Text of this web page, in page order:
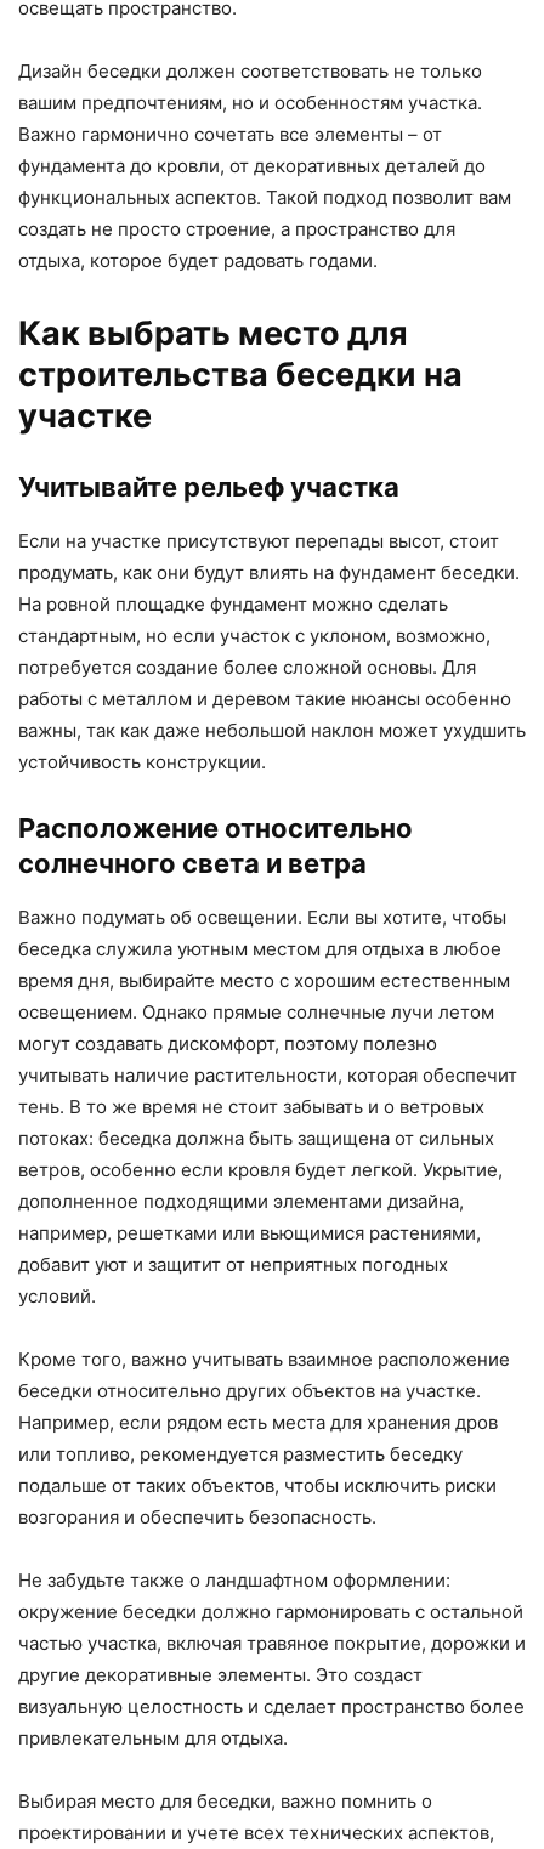
освещать пространство.
Дизайн беседки должен соответствовать не только
вашим предпочтениям, но и особенностям участка.
Важно гармонично сочетать все элементы – от
фундамента до кровли, от декоративных деталей до
функциональных аспектов. Такой подход позволит вам
создать не просто строение, а пространство для
отдыха, которое будет радовать годами.
Как выбрать место для
строительства беседки на
участке
Учитывайте рельеф участка
Если на участке присутствуют перепады высот, стоит
продумать, как они будут влиять на фундамент беседки.
На ровной площадке фундамент можно сделать
стандартным, но если участок с уклоном, возможно,
потребуется создание более сложной основы. Для
работы с металлом и деревом такие нюансы особенно
важны, так как даже небольшой наклон может ухудшить
устойчивость конструкции.
Расположение относительно
солнечного света и ветра
Важно подумать об освещении. Если вы хотите, чтобы
беседка служила уютным местом для отдыха в любое
время дня, выбирайте место с хорошим естественным
освещением. Однако прямые солнечные лучи летом
могут создавать дискомфорт, поэтому полезно
учитывать наличие растительности, которая обеспечит
тень. В то же время не стоит забывать и о ветровых
потоках: беседка должна быть защищена от сильных
ветров, особенно если кровля будет легкой. Укрытие,
дополненное подходящими элементами дизайна,
например, решетками или вьющимися растениями,
добавит уют и защитит от неприятных погодных
условий.
Кроме того, важно учитывать взаимное расположение
беседки относительно других объектов на участке.
Например, если рядом есть места для хранения дров
или топливо, рекомендуется разместить беседку
подальше от таких объектов, чтобы исключить риски
возгорания и обеспечить безопасность.
Не забудьте также о ландшафтном оформлении:
окружение беседки должно гармонировать с остальной
частью участка, включая травяное покрытие, дорожки и
другие декоративные элементы. Это создаст
визуальную целостность и сделает пространство более
привлекательным для отдыха.
Выбирая место для беседки, важно помнить о
проектировании и учете всех технических аспектов,